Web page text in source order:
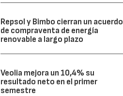
Repsol y Bimbo cierran un acuerdo
de compraventa de energía
renovable a largo plazo
Veolia mejora un 10,4% su
resultado neto en el primer
semestre